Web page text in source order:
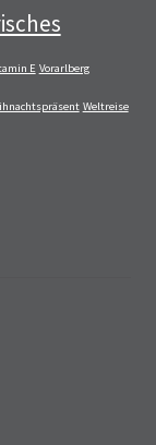
E Vorarlberg
Weltreise